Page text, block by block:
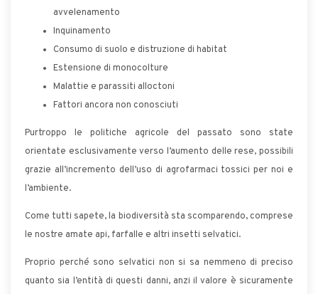
avvelenamento
Inquinamento
Consumo di suolo e distruzione di habitat
Estensione di monocolture
Malattie e parassiti alloctoni
Fattori ancora non conosciuti
Purtroppo le politiche agricole del passato sono state
orientate esclusivamente verso l’aumento delle rese, possibili
grazie all’incremento dell’uso di agrofarmaci tossici per noi e
l’ambiente.
Come tutti sapete, la biodiversità sta scomparendo, comprese
le nostre amate api, farfalle e altri insetti selvatici.
Proprio perché sono selvatici non si sa nemmeno di preciso
quanto sia l’entità di questi danni, anzi il valore è sicuramente